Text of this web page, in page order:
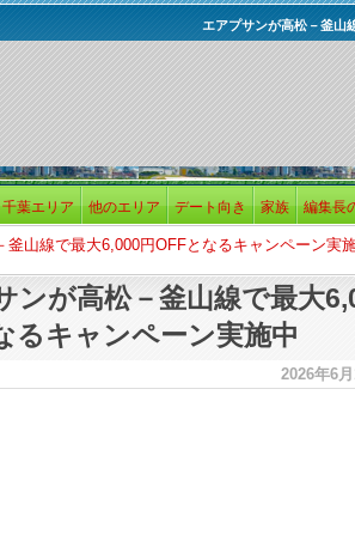
エアプサンが高松－釜山
千葉エリア 他のエリア デート向き 家族 編集長
釜山線で最大6,000円OFFとなるキャンペーン実
ンが高松－釜山線で最大
るキャンペーン実施中
2026年6月